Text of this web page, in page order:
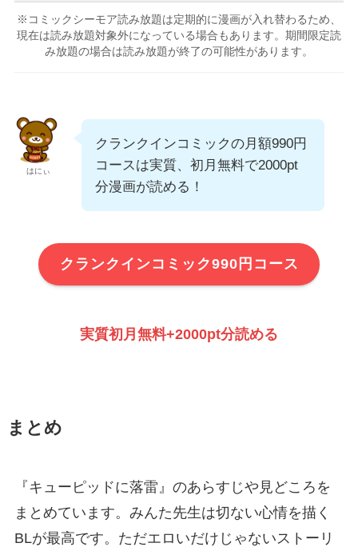
※コミックシーモア読み放題は定期的に漫画が入れ替わるため、
現在は読み放題対象外になっている場合もあります。期間限定読
み放題の場合は読み放題が終了の可能性があります。
はにぃ
クランクインコミックの月額990円
コースは実質、初月無料で2000pt
分漫画が読める！
クランクインコミック990円コース
実質初月無料+2000pt分読める
まとめ
『キューピッドに落雷』のあらすじや見どころを
まとめています。みんた先生は切ない心情を描く
BLが最高です。ただエロいだけじゃないストーリ